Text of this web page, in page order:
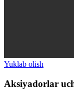
Yuklab olish
Aksiyadorlar